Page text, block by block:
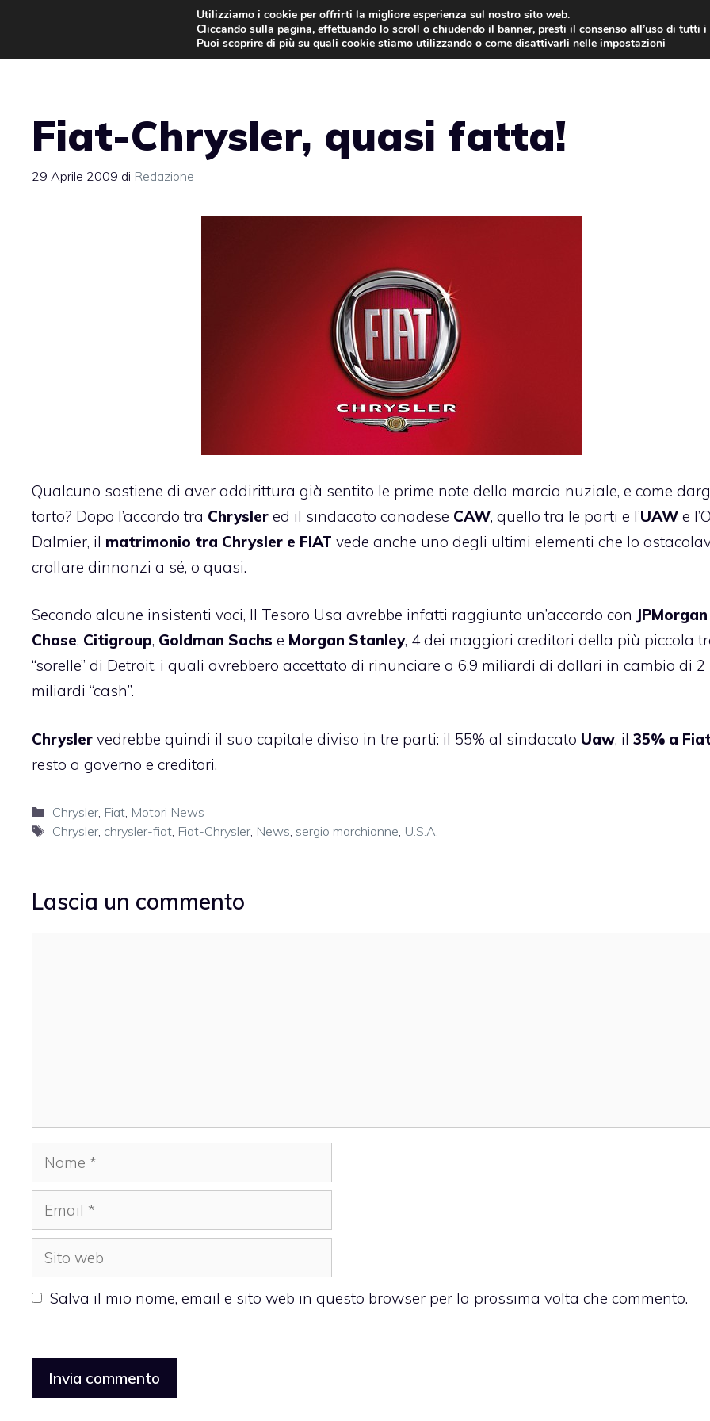
contenuto
AUTO NEWS
Fiat-Chrysler, quasi fatta!
29 Aprile 2009 di Redazione
Qualcuno sostiene di aver addirittura già sentito le prime note della marcia nuziale, e come
torto? Dopo l’accordo tra Chrysler ed il sindacato canadese CAW, quello tra le parti e l’UAW e
Dalmier, il matrimonio tra Chrysler e FIAT vede anche uno degli ultimi elementi che lo
crollare dinnanzi a sé, o quasi.
Secondo alcune insistenti voci, Il Tesoro Usa avrebbe infatti raggiunto un’accordo con JPMorgan
Chase, Citigroup, Goldman Sachs e Morgan Stanley, 4 dei maggiori creditori della più piccola
“sorelle” di Detroit, i quali avrebbero accettato di rinunciare a 6,9 miliardi di dollari in cambio di 2
miliardi “cash”.
Chrysler vedrebbe quindi il suo capitale diviso in tre parti: il 55% al sindacato Uaw, il 35% a
resto a governo e creditori.
Categorie
Chrysler, Fiat, Motori News
Tag
Chrysler, chrysler-fiat, Fiat-Chrysler, News sergio marchionne U.S.A.
Lascia un commento
Nome
Email
Sito
web
Salva il mio nome, email e sito web in questo browser per la prossima volta che commento.
Utilizziamo i cookie per offrirti la migliore esperienza sul nostro sito web.
Cliccando sulla pagina, effettuando lo scroll o chiudendo il banner, presti il consenso all’uso di tutti i
Puoi scoprire di più su quali cookie stiamo utilizzando o come disattivarli nelleimpostazioni